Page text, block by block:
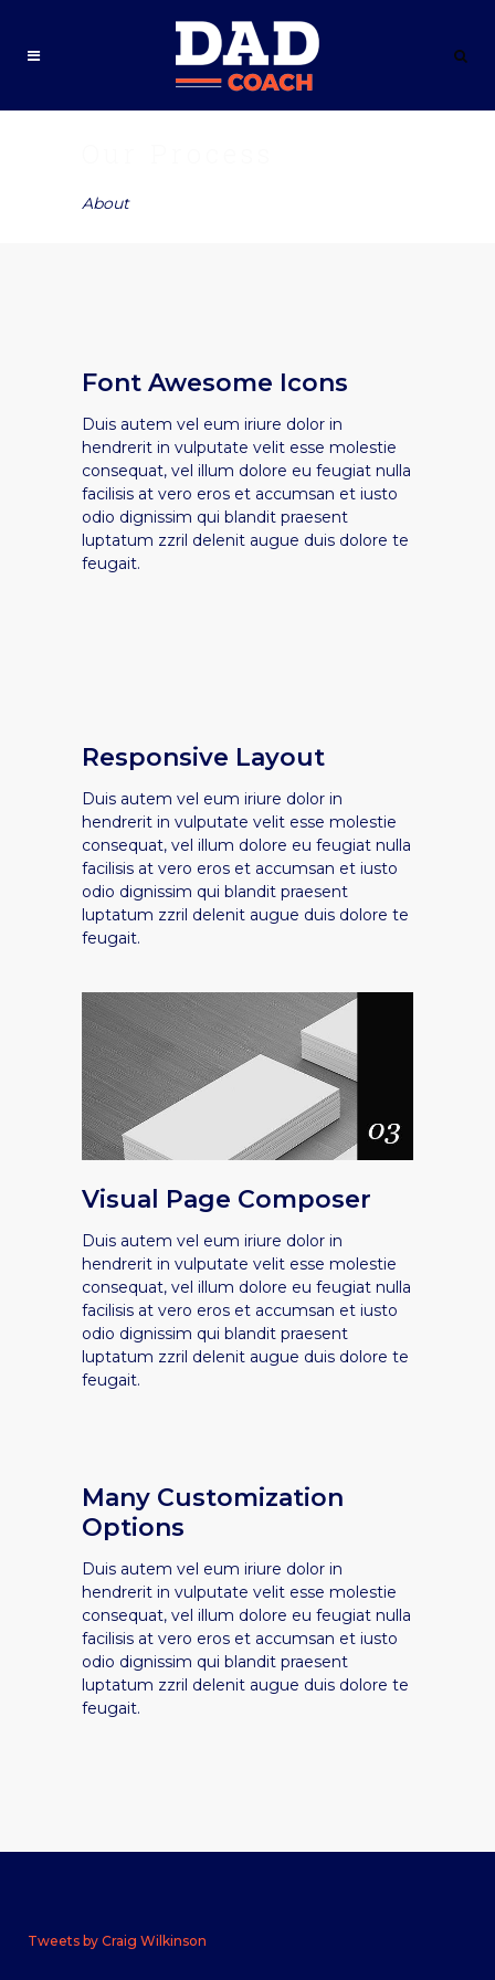
About
Font Awesome Icons
Duis autem vel eum iriure dolor in
hendrerit in vulputate velit esse molestie
consequat, vel illum dolore eu feugiat nulla
facilisis at vero eros et accumsan et iusto
odio dignissim qui blandit praesent
luptatum zzril delenit augue duis dolore te
feugait.
Responsive Layout
Duis autem vel eum iriure dolor in
hendrerit in vulputate velit esse molestie
consequat, vel illum dolore eu feugiat nulla
facilisis at vero eros et accumsan et iusto
odio dignissim qui blandit praesent
luptatum zzril delenit augue duis dolore te
feugait.
Visual Page Composer
Duis autem vel eum iriure dolor in
hendrerit in vulputate velit esse molestie
consequat, vel illum dolore eu feugiat nulla
facilisis at vero eros et accumsan et iusto
odio dignissim qui blandit praesent
luptatum zzril delenit augue duis dolore te
feugait.
Many Customization
Options
Duis autem vel eum iriure dolor in
hendrerit in vulputate velit esse molestie
consequat, vel illum dolore eu feugiat nulla
facilisis at vero eros et accumsan et iusto
odio dignissim qui blandit praesent
luptatum zzril delenit augue duis dolore te
feugait.
Tweets by Craig Wilkinson